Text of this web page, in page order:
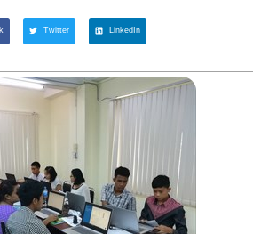
Twitter LinkedIn